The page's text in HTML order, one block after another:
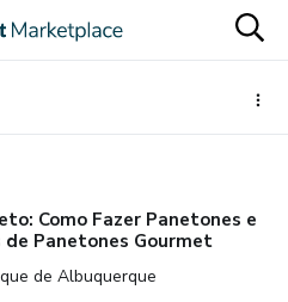
Como Fazer Panetones e
de Panetones Gourmet
de Albuquerque